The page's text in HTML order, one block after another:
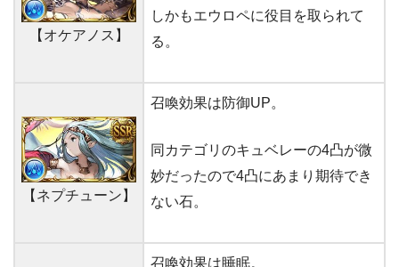
【オケアノス】
しかもエウロペに役目を取られて
る。
【ネプチューン】
召喚効果は防御UP。
同カテゴリのキュベレーの4凸が微
妙だったので4凸にあまり期待でき
ない石。
召喚効果は睡眠。